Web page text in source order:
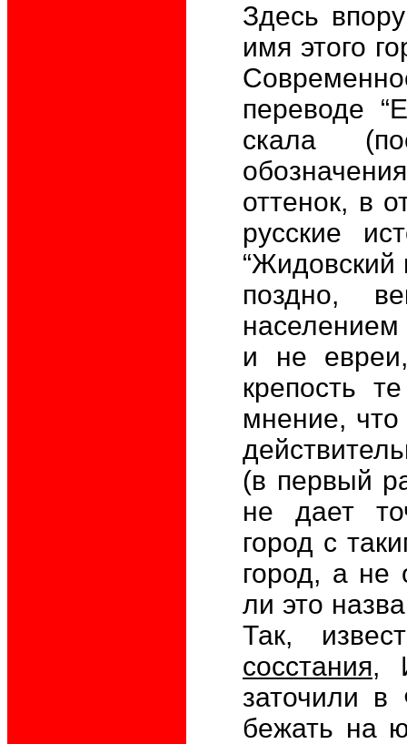
Здесь
имя этого
переводе
скала
оттенок, в
русские
“Жидовский
поздно,
и не
крепость
мнение,
(в первый
не дает
город с
город, а не
ли это
Так,
сосстания,
заточили в
бежать на